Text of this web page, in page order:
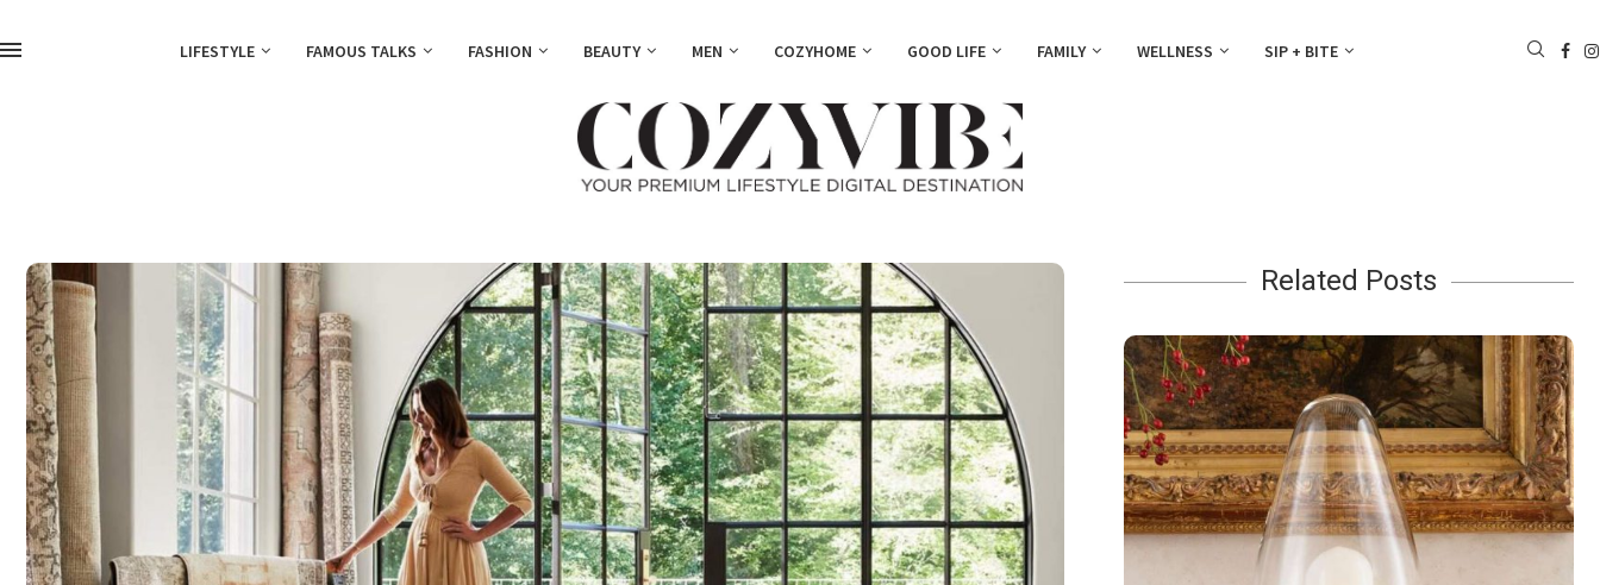
LIFESTYLE FAMOUS TALKS FASHION BEAUTY MEN COZYHOME GOOD LIFE FAMILY WELLNESS SIP + BITE
Related Posts